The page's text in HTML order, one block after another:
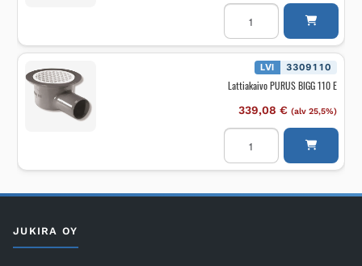
Korotusrengas
lattiakaivolle
PURUS
FHP-
FLEX
määrä LVI 3309110
Lattiakaivo PURUS BIGG 110 E
339,08 € (alv 25,5%)
Lattiakaivo
PURUS
110
JUKIRA OY